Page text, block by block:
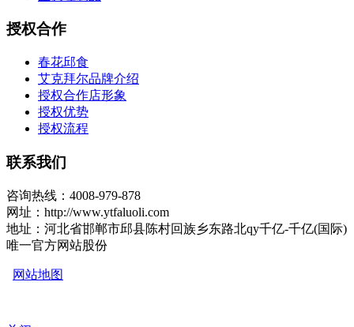
授权合作
春花邱食
艾克拜尔品牌介绍
授权合作店形象
授权优势
授权流程
联系我们
咨询热线：4008-979-878
网址：http://www.ytfaluoli.com
地址：河北省邯郸市邱县陈村回族乡东路北qy千亿-千亿(国际)
唯一官方网站股份
网站地图